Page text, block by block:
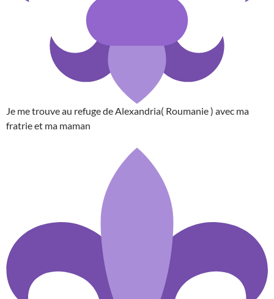
Je me trouve au refuge de Alexandria( Roumanie ) avec ma
fratrie et ma maman